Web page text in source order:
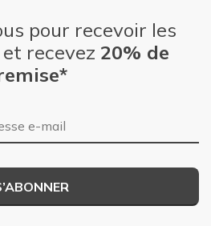
pour recevoir les
recevez 20% de